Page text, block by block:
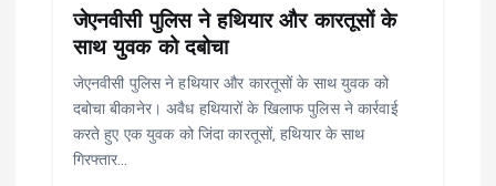
जेएनवीसी पुलिस ने हथियार और कारतूसों के
साथ युवक को दबोचा
जेएनवीसी पुलिस ने हथियार और कारतूसों के साथ युवक को
दबोचा बीकानेर। अवैध हथियारों के खिलाफ पुलिस ने कार्रवाई
करते हुए एक युवक को जिंदा कारतूसों, हथियार के साथ
गिरफ्तार…